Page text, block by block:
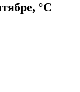
°C